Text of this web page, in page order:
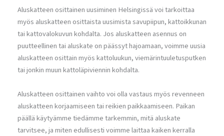
Aluskatteen osittainen uusiminen Helsingissä voi tarkoittaa
myös aluskatteen osittaista uusimista savupiipun, kattoikkunan
tai kattovalokuvun kohdalta. Jos aluskatteen asennus on
puutteellinen tai aluskate on päässyt hajoamaan, voimme uusia
aluskatteen osittain myös kattoluukun, viemärintuuletusputken
tai jonkin muun kattoläpiviennin kohdalta.
Aluskatteen osittainen vaihto voi olla vastaus myös revenneen
aluskatteen korjaamiseen tai reikien paikkaamiseen. Paikan
päällä käytyämme tiedämme tarkemmin, mitä aluskate
tarvitsee, ja miten edullisesti voimme laittaa kaiken kerralla